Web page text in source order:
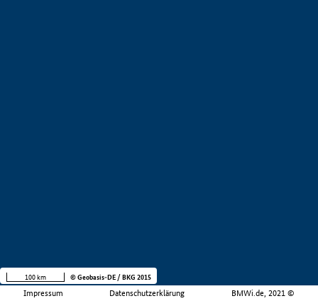
Impressum Datenschutzerklärung BMWi.de, 2021 ©
100 km © Geobasis-DE / BKG 2015